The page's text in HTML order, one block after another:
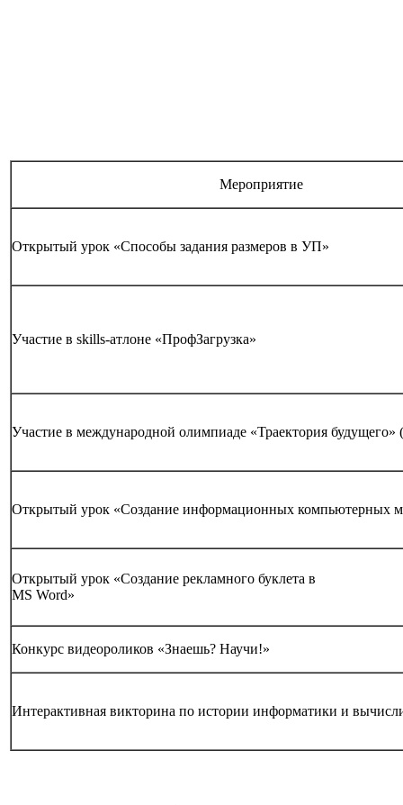
Мероприятие
Открытый урок «Способы задания размеров в УП»
Участие в skills-атлоне «ПрофЗагрузка»
Участие в международной олимпиаде «Траектория будущего»
Открытый урок «Создание информационных компьютерных
Открытый урок «Создание рекламного буклета в
MS Word»
Конкурс видеороликов «Знаешь? Научи!»
Интерактивная викторина по истории информатики и